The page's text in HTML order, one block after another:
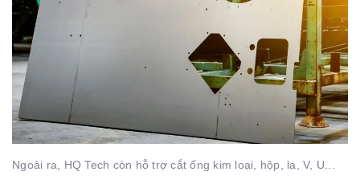
Ngoài ra, HQ Tech còn hỗ trợ cắt ống kim loại, hộp, la, V, U...